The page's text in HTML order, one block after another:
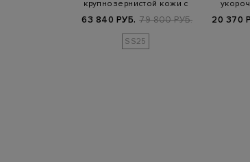
крупнозернистой кожи с
63 840 РУБ. 79 800 РУБ.
SS25
20 370